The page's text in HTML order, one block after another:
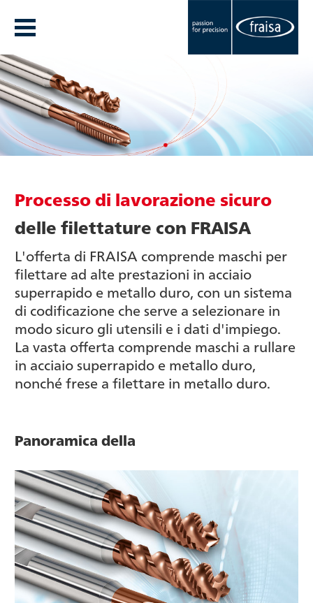
Processo di lavorazione sicuro
delle filettature con FRAISA
L'offerta di FRAISA comprende maschi per
filettare ad alte prestazioni in acciaio
superrapido e metallo duro, con un sistema
di codificazione che serve a selezionare in
modo sicuro gli utensili e i dati d'impiego.
La vasta offerta comprende maschi a rullare
in acciaio superrapido e metallo duro,
nonché frese a filettare in metallo duro.
Panoramica della